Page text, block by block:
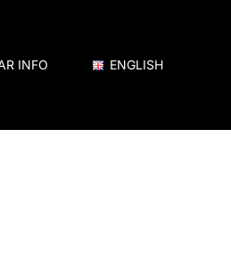
INFO ENGLISH